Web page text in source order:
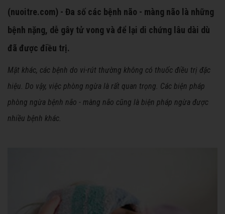
(nuoitre.com) - Đa số các bệnh não - màng não là những
bệnh nặng, dễ gây tử vong và để lại di chứng lâu dài dù
đã được điều trị.
Mặt khác, các bệnh do vi-rút thường không có thuốc điều trị đặc
hiệu. Do vậy, việc phòng ngừa là rất quan trọng. Các biện pháp
phòng ngừa bệnh não - màng não cũng là biện pháp ngừa được
nhiều bệnh khác.